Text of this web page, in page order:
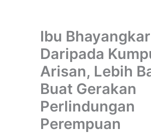
Ibu
Daripada
Arisan, Lebih
Buat Gerakan
Perlindungan
Perempuan